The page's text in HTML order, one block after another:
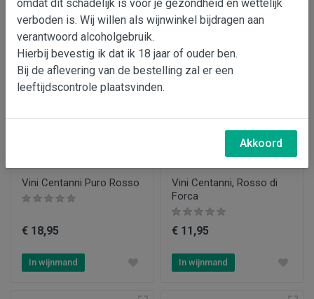
In wijnmand In wijnmand
Vini Centanni Puro Rosso
€ 18,95
In wijnmand
Vini Centanni, Rosso di
Forca
€ 11,95
In wijnmand
omdat dit schadelijk is voor je gezondheid en wettelijk
verboden is. Wij willen als wijnwinkel bijdragen aan
verantwoord alcoholgebruik.
Hierbij bevestig ik dat ik 18 jaar of ouder ben.
Bij de aflevering van de bestelling zal er een
leeftijdscontrole plaatsvinden.
Akkoord